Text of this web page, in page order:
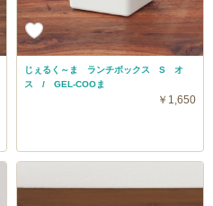
じぇるく～ま ランチボックス S オ
ス / GEL-COOま
￥1,650